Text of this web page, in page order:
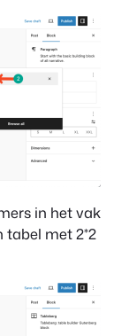
in het vak
tabel met 2*2